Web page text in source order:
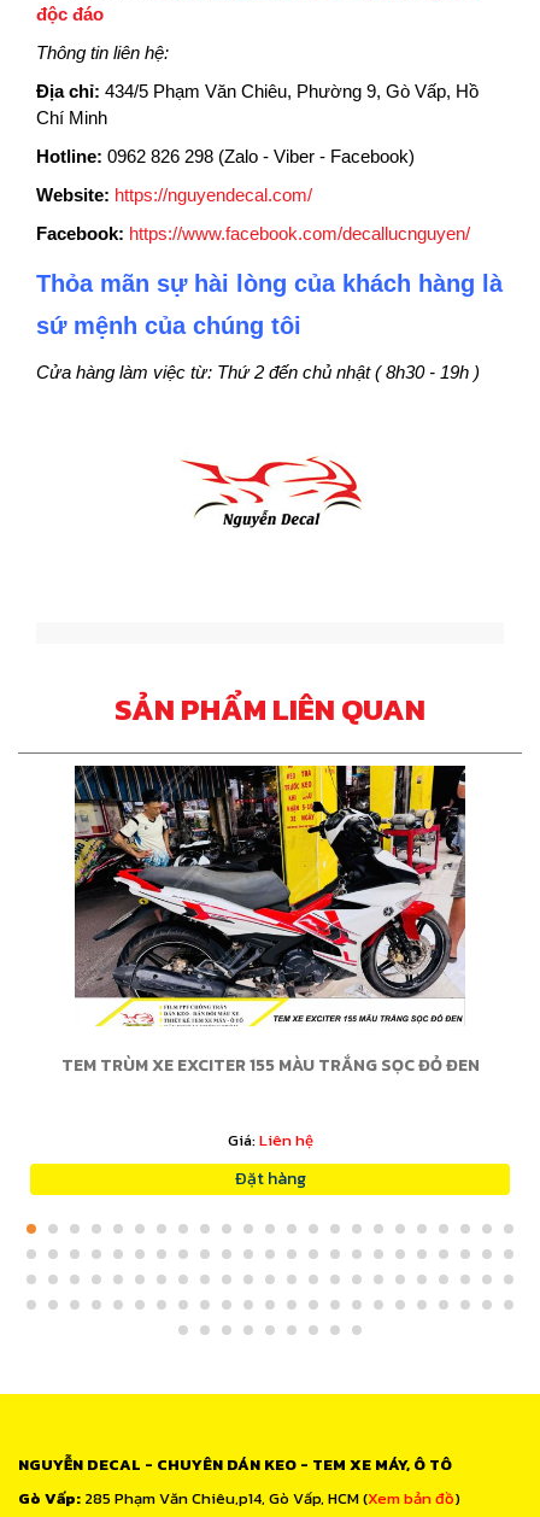
độc đáo
Thông tin liên hệ:
Địa chỉ: 434/5 Phạm Văn Chiêu, Phường 9, Gò Vấp, Hồ
Chí Minh
Hotline: 0962 826 298 (Zalo - Viber - Facebook)
Website: https://nguyendecal.com/
Facebook: https://www.facebook.com/decallucnguyen/
Thỏa mãn sự hài lòng của khách hàng là
sứ mệnh của chúng tôi
Cửa hàng làm việc từ: Thứ 2 đến chủ nhật ( 8h30 - 19h )
SẢN PHẨM LIÊN QUAN
TEM TRÙM XE EXCITER 155 MÀU TRẮNG SỌC ĐỎ ĐEN
Giá:Liên hệ
Đặt hàng
NGUYỄN DECAL - CHUYÊN DÁN KEO - TEM XE MÁY, Ô TÔ
Gò Vấp: 285 Phạm Văn Chiêu,p14, Gò Vấp, HCM (Xem bản đồ)